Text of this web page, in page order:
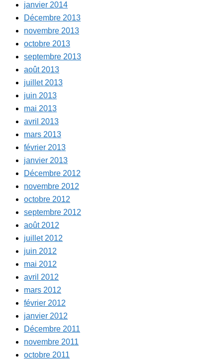
janvier 2014
Décembre 2013
novembre 2013
octobre 2013
septembre 2013
août 2013
juillet 2013
juin 2013
mai 2013
avril 2013
mars 2013
février 2013
janvier 2013
Décembre 2012
novembre 2012
octobre 2012
septembre 2012
août 2012
juillet 2012
juin 2012
mai 2012
avril 2012
mars 2012
février 2012
janvier 2012
Décembre 2011
novembre 2011
octobre 2011